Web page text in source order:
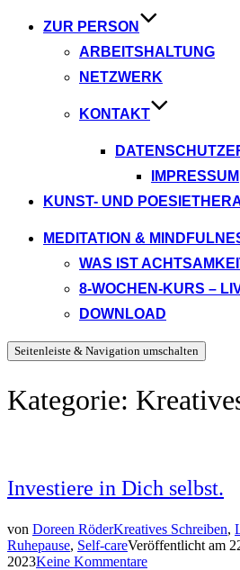
ZUR PERSON
ARBEITSHALTUNG
NETZWERK
KONTAKT
IMPRESSUM
KUNST- UND
MEDITATION &
WAS IST
8-WOCHEN-KURS –
DOWNLOAD
Seitenleiste & Navigation umschalten
Kategorie:
Investiere in Dich selbst.
von Doreen RöderKreatives Schreiben,
Ruhepause, Self-careVeröffentlicht am
2023Keine Kommentare